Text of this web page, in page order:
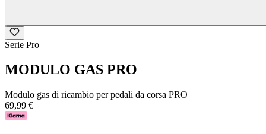
Serie Pro
MODULO GAS PRO
Modulo gas di ricambio per pedali da corsa PRO
69,99 €